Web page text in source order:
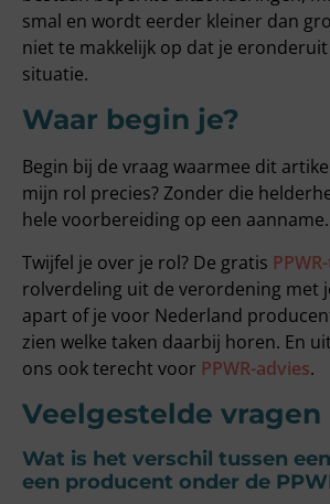
smal en wordt eerder kleiner dan
niet te makkelijk op dat je eronderuit
situatie.
Waar begin je?
Begin bij de vraag waarmee dit
mijn rol precies? Zonder die
hele voorbereiding op een aanname.
Twijfel je over je rol? De gratis
rolverdeling uit de verordening met
apart of je voor Nederland
zien welke taken daarbij horen. En
ons ook terecht voor PPWR-advies.
Veelgestelde vragen
Wat is het verschil tussen
een producent onder de